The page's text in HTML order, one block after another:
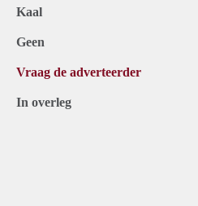
Kaal
Geen
Vraag de adverteerder
In overleg